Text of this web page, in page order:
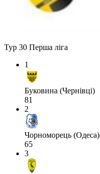
Тур 30 Перша ліга
1
Буковина (Чернівці)
81
2
Чорноморець (Одеса)
65
3